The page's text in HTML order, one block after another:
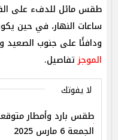
طقس مائل للدفء على
ساعات النهار، في حين
ودافئًا على جنوب الصعيد
الموجزتفاصيل.
لا يفوتك
طقس بارد وأمطار
الجمعة 6 مارس 2025